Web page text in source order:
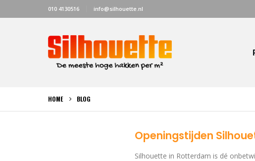
010 4130516 info@silhouette.nl
HOME BLOG
Openingstijden
Silhouette in Rotterdam is dé